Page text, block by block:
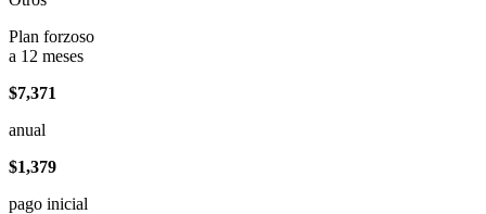
Plan forzoso
a 12 meses
$7,371
anual
$1,379
pago inicial